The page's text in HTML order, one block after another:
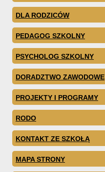
DLA RODZICÓW
PEDAGOG SZKOLNY
PSYCHOLOG SZKOLNY
DORADZTWO ZAWODOWE
PROJEKTY I PROGRAMY
RODO
KONTAKT ZE SZKOŁĄ
MAPA STRONY